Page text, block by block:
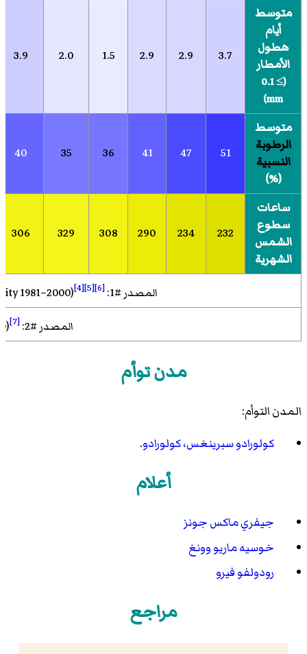
متوسط
أيام
هطول
الأمطار
(≥ 0.1
mm)
3.7
2.9
2.9
1.5
2.0
3.9
متوسط
الرطوبة
النسبية
(%)
51
47
41
36
35
40
ساعات
سطوع
الشمس
الشهرية
232
234
290
308
329
306
المصدر #1: Servicio Meteorológico Nacional (humidity 1981–2000) [4][5][6]
المصدر #2: Ogimet (sun 1981–2010) [7]
مدن توأم
المدن التوأم:
كولورادو سبرينغس، كولورادو.
أعلام
جيفري ماكس جونز
خوسيه ماريو وونغ
رودولفو فيرو
مراجع